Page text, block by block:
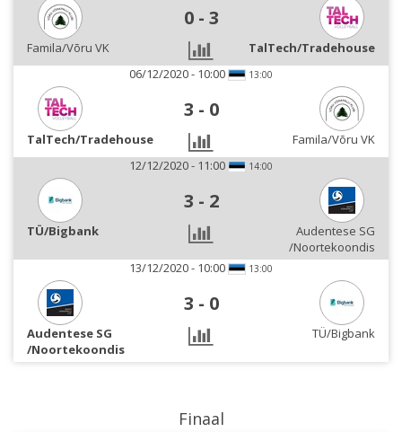
0 - 3
Famila/Võru VK
TalTech/Tradehouse
06/12/2020 - 10:00
13:00
3 - 0
TalTech/Tradehouse
Famila/Võru VK
12/12/2020 - 11:00
14:00
3 - 2
TÜ/Bigbank
Audentese SG
/Noortekoondis
13/12/2020 - 10:00
13:00
3 - 0
Audentese SG
/Noortekoondis
TÜ/Bigbank
Finaal